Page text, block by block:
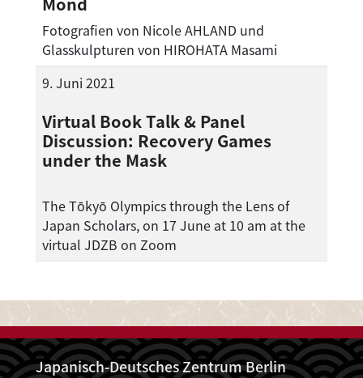
Fotografien von Nicole AHLAND und
Glasskulpturen von HIROHATA Masami
9. Juni 2021
Virtual Book Talk & Panel
Discussion: Recovery Games
under the Mask
The Tōkyō Olympics through the Lens of
Japan Scholars, on 17 June at 10 am at the
virtual JDZB on Zoom
Japanisch-Deutsches Zentrum Berlin